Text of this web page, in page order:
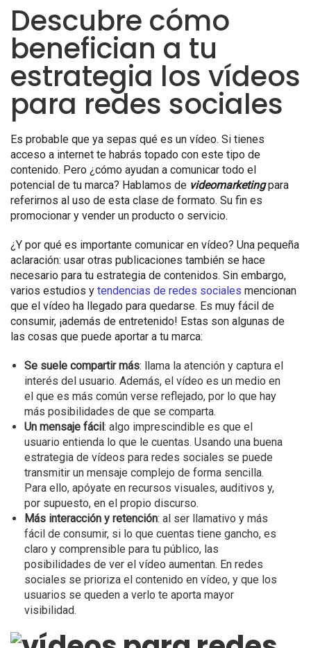
Descubre cómo
benefician a tu
estrategia los vídeos
para redes sociales
Es probable que ya sepas qué es un vídeo. Si tienes
acceso a internet te habrás topado con este tipo de
contenido. Pero ¿cómo ayudan a comunicar todo el
potencial de tu marca? Hablamos de videomarketing para
referirnos al uso de esta clase de formato. Su fin es
promocionar y vender un producto o servicio.
¿Y por qué es importante comunicar en vídeo? Una pequeña
aclaración: usar otras publicaciones también se hace
necesario para tu estrategia de contenidos. Sin embargo,
varios estudios y tendencias de redes sociales mencionan
que el vídeo ha llegado para quedarse. Es muy fácil de
consumir, ¡además de entretenido! Estas son algunas de
las cosas que puede aportar a tu marca:
Se suele compartir más: llama la atención y captura el
interés del usuario. Además, el vídeo es un medio en
el que es más común verse reflejado, por lo que hay
más posibilidades de que se comparta.
Un mensaje fácil: algo imprescindible es que el
usuario entienda lo que le cuentas. Usando una buena
estrategia de vídeos para redes sociales se puede
transmitir un mensaje complejo de forma sencilla.
Para ello, apóyate en recursos visuales, auditivos y,
por supuesto, en el propio discurso.
Más interacción y retención: al ser llamativo y más
fácil de consumir, si lo que cuentas tiene gancho, es
claro y comprensible para tu público, las
posibilidades de ver el vídeo aumentan. En redes
sociales se prioriza el contenido en vídeo, y que los
usuarios se queden a verlo te aporta mayor
visibilidad.